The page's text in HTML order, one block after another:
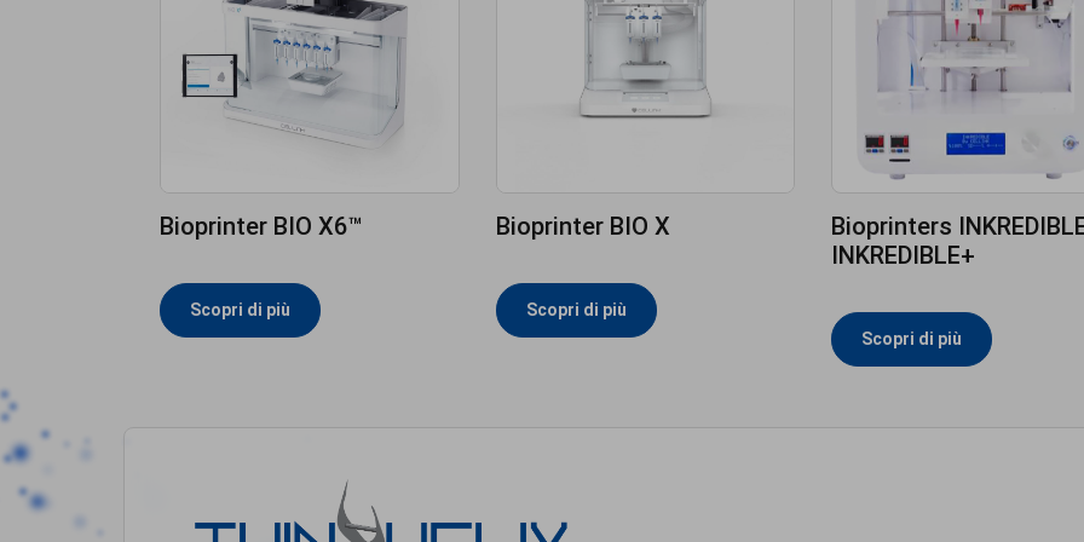
Bioprinter BIO X6™
Scopri di più
Bioprinter BIO X
Scopri di più
Bioprinters
INKREDIBLE+
Scopri di più